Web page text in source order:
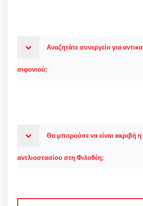
Αναζητάτε συνεργείο για
σιφονιού;
Θα μπορούσε να είναι ακριβή
αντλιοστασίου στη Φιλοθέη;